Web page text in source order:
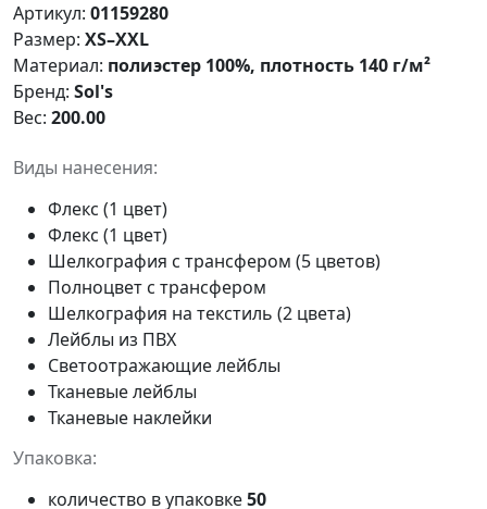
Артикул: 01159280
Размер: XS–XXL
Материал: полиэстер 100%, плотность 140 г/м²
Бренд: Sol's
Вес: 200.00
Виды нанесения:
Флекс (1 цвет)
Флекс (1 цвет)
Шелкография с трансфером (5 цветов)
Полноцвет с трансфером
Шелкография на текстиль (2 цвета)
Лейблы из ПВХ
Светоотражающие лейблы
Тканевые лейблы
Тканевые наклейки
Упаковка:
количество в упаковке50